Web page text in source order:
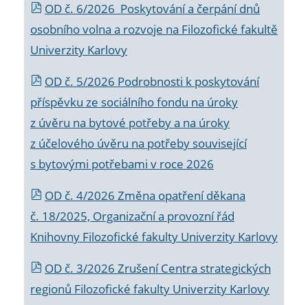
OD č. 6/2026 Poskytování a čerpání dnů
osobního volna a rozvoje na Filozofické fakultě
Univerzity Karlovy
OD č. 5/2026 Podrobnosti k poskytování
příspěvku ze sociálního fondu na úroky
z úvěru na bytové potřeby a na úroky
z účelového úvěru na potřeby související
s bytovými potřebami v roce 2026
OD č. 4/2026 Změna opatření děkana
č. 18/2025, Organizační a provozní řád
Knihovny Filozofické fakulty Univerzity Karlovy
OD č. 3/2026 Zrušení Centra strategických
regionů Filozofické fakulty Univerzity Karlovy